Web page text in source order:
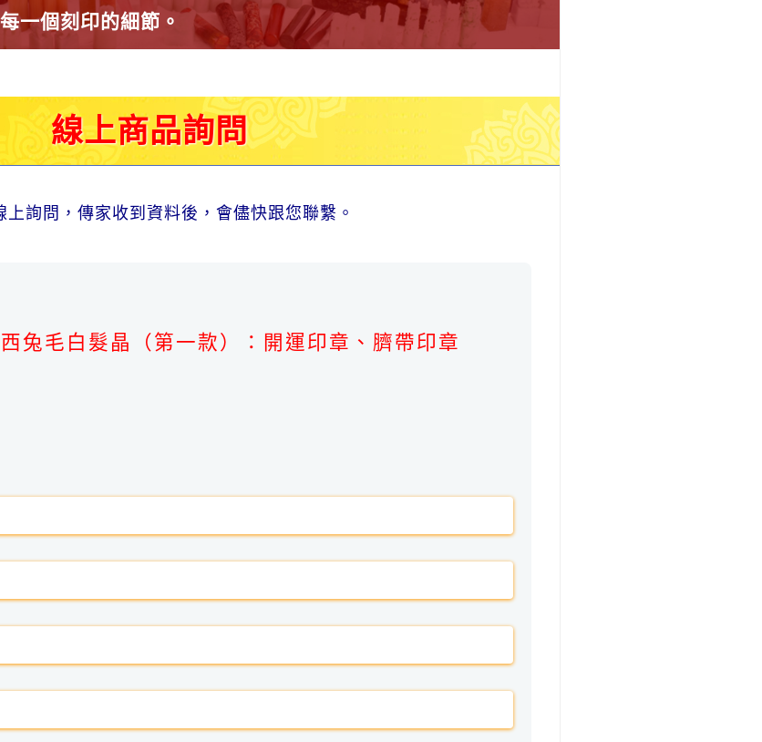
一個刻印的細節。
線上商品詢問
詢問，傳家收到資料後，會儘快跟您聯繫。
兔毛白髮晶（第一款）：開運印章、臍帶印章